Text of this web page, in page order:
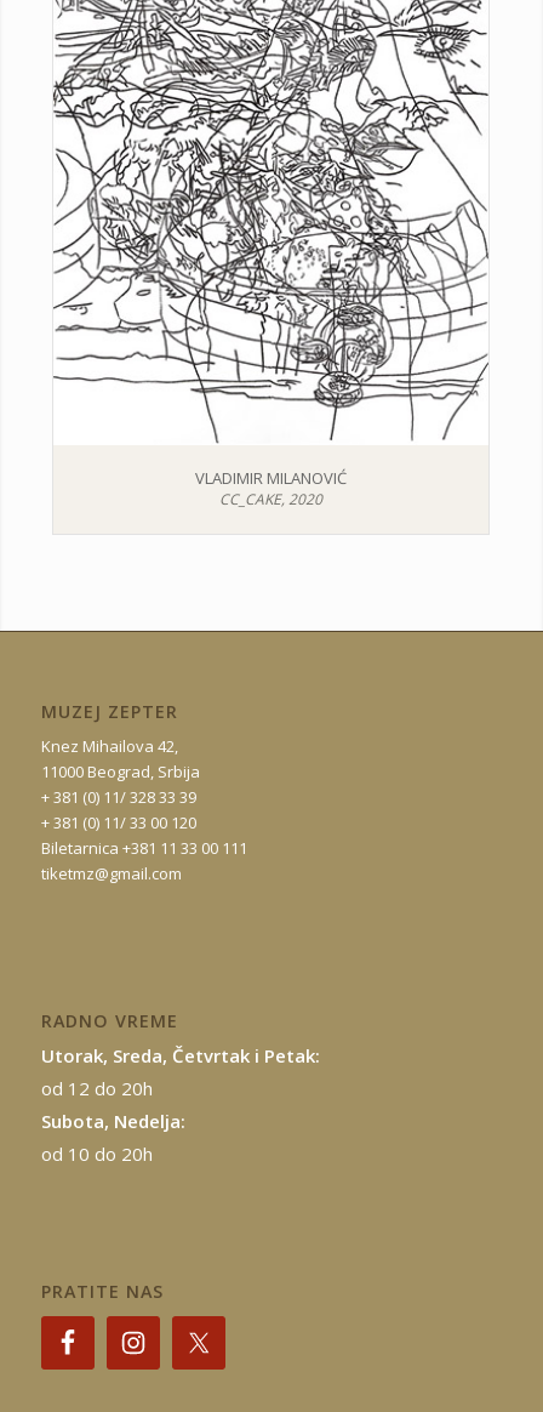
VLADIMIR MILANOVIĆ
CC_CAKE, 2020
MUZEJ ZEPTER
Knez Mihailova 42,
11000 Beograd, Srbija
+ 381 (0) 11/ 328 33 39
+ 381 (0) 11/ 33 00 120
Biletarnica +381 11 33 00 111
tiketmz@gmail.com
RADNO VREME
Utorak, Sreda, Četvrtak i Petak:
od 12 do 20h
Subota, Nedelja:
od 10 do 20h
PRATITE NAS